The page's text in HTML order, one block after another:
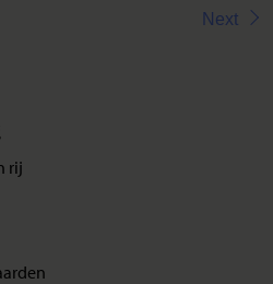
Next
rij